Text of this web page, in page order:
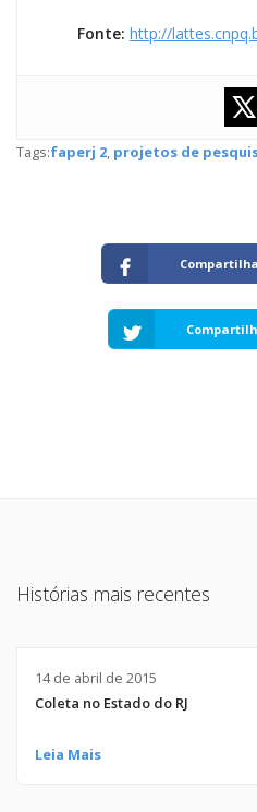
Fonte: http://
Tags:faperj 2, projetos de
Histórias mais recentes
14 de abril de 2015
Coleta no Estado do RJ
Leia Mais